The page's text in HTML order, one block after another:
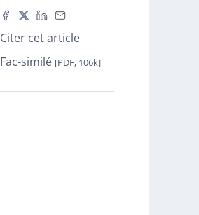
Citer cet article
Fac-similé [PDF, 106k]